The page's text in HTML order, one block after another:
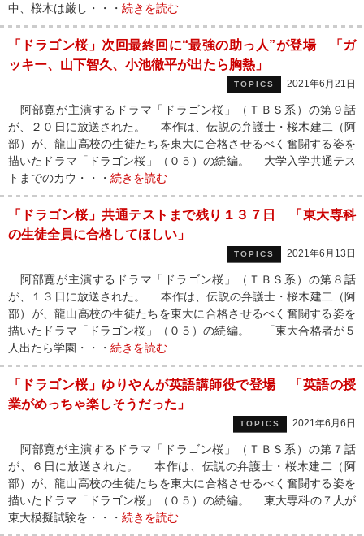
中、桜木は厳し・・・ 続きを読む
「ドラゴン桜」次回最終回に“最強の助っ人”が登場 「ガ
ッキー、山下智久、小池徹平が出たら胸熱」
TOPICS 2021年6月21日
阿部寛が主演するドラマ「ドラゴン桜」（ＴＢＳ系）の第９話
が、２０日に放送された。 本作は、伝説の弁護士・桜木建二（阿
部）が、龍山高校の生徒たちを東大に合格させるべく奮闘する姿を
描いたドラマ「ドラゴン桜」（０５）の続編。 大学入学共通テス
トまでのカウ・・・ 続きを読む
「ドラゴン桜」共通テストまで残り１３７日 「東大専科
の生徒全員に合格してほしい」
TOPICS 2021年6月13日
阿部寛が主演するドラマ「ドラゴン桜」（ＴＢＳ系）の第８話
が、１３日に放送された。 本作は、伝説の弁護士・桜木建二（阿
部）が、龍山高校の生徒たちを東大に合格させるべく奮闘する姿を
描いたドラマ「ドラゴン桜」（０５）の続編。 「東大合格者が５
人出たら学園・・・ 続きを読む
「ドラゴン桜」ゆりやんが英語講師役で登場 「英語の授
業がめっちゃ楽しそうだった」
TOPICS 2021年6月6日
阿部寛が主演するドラマ「ドラゴン桜」（ＴＢＳ系）の第７話
が、６日に放送された。 本作は、伝説の弁護士・桜木建二（阿
部）が、龍山高校の生徒たちを東大に合格させるべく奮闘する姿を
描いたドラマ「ドラゴン桜」（０５）の続編。 東大専科の７人が
東大模擬試験を・・・ 続きを読む